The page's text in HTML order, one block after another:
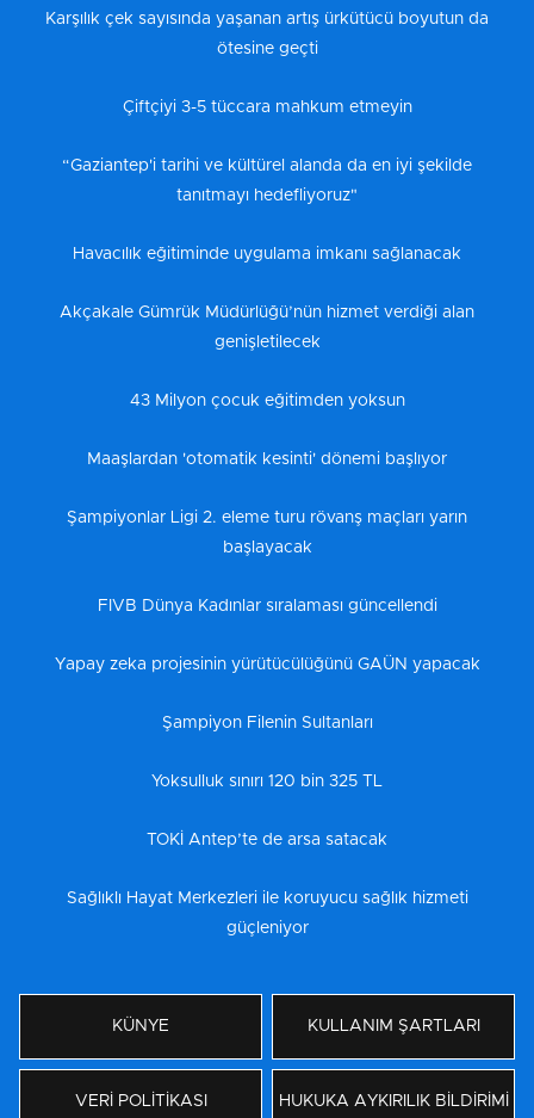
Karşılık çek sayısında yaşanan artış ürkütücü boyutun da
ötesine geçti
Çiftçiyi 3-5 tüccara mahkum etmeyin
“Gaziantep'i tarihi ve kültürel alanda da en iyi şekilde
tanıtmayı hedefliyoruz"
Havacılık eğitiminde uygulama imkanı sağlanacak
Akçakale Gümrük Müdürlüğü’nün hizmet verdiği alan
genişletilecek
43 Milyon çocuk eğitimden yoksun
Maaşlardan 'otomatik kesinti' dönemi başlıyor
Şampiyonlar Ligi 2. eleme turu rövanş maçları yarın
başlayacak
FIVB Dünya Kadınlar sıralaması güncellendi
Yapay zeka projesinin yürütücülüğünü GAÜN yapacak
Şampiyon Filenin Sultanları
Yoksulluk sınırı 120 bin 325 TL
TOKİ Antep’te de arsa satacak
Sağlıklı Hayat Merkezleri ile koruyucu sağlık hizmeti
güçleniyor
KÜNYE KULLANIM ŞARTLARI
VERİ POLİTİKASI HUKUKA AYKIRILIK BİLDİRİMİ